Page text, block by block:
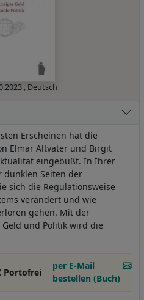
, Deutsch
Erscheinen hat die
Elmar Altvater und Birgit
eingebüßt. In Ihrer
dunklen Seiten der
sich die Regulationsweise
verändert und wie
gehen. Mit der
und Politik wird die
Portofrei
per E-Mail
bestellen (Buch)